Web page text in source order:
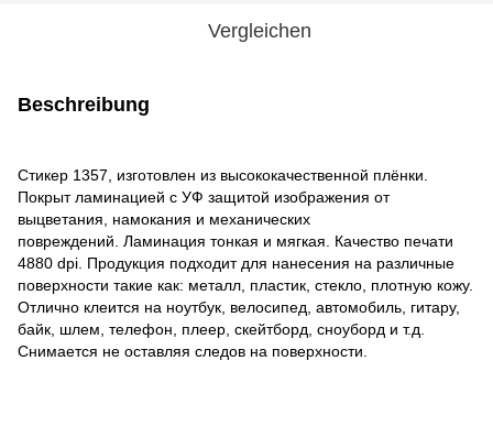
Vergleichen
Beschreibung
Стикер 1357, изготовлен из высококачественной плёнки.
Покрыт ламинацией с УФ защитой изображения от
выцветания, намокания и механических
повреждений. Ламинация тонкая и мягкая. Качество печати
4880 dpi. Продукция подходит для нанесения на различные
поверхности такие как: металл, пластик, стекло, плотную кожу.
Отлично клеится на ноутбук, велосипед, автомобиль, гитару,
байк, шлем, телефон, плеер, скейтборд, сноуборд и т.д.
Снимается не оставляя следов на поверхности.